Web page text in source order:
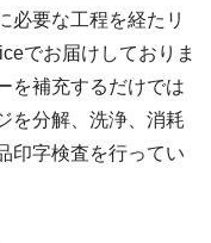
必要な工程を経たリ
でお届けしておりま
を補充するだけでは
を分解、洗浄、消耗
印字検査を行ってい